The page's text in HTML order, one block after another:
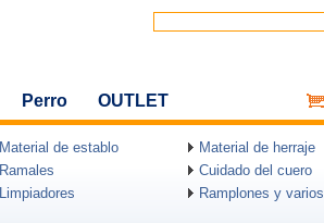
Perro OUTLET
Material de establo
Material de herraje
Ramales
Cuidado del cuero
Limpiadores
Ramplones y varios